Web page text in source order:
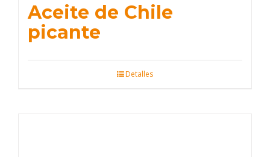
Aceite de Chile
picante
Detalles